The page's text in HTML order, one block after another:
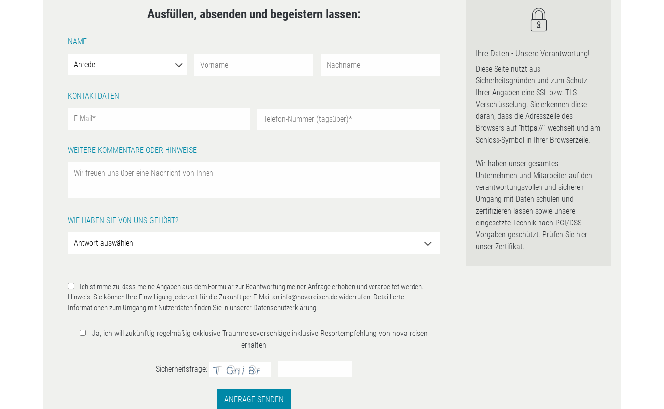
Ausfüllen, absenden und begeistern lassen:
NAME
KONTAKTDATEN
WEITERE KOMMENTARE ODER HINWEISE
WIE HABEN SIE VON UNS GEHÖRT?
Ihre Daten - Unsere Verantwortung!
Diese Seite nutzt aus
Sicherheitsgründen und zum Schutz
Ihrer Angaben eine SSL-bzw. TLS-
Verschlüsselung. Sie erkennen diese
daran, dass die Adresszeile des
Browsers auf “https://” wechselt und am
Schloss-Symbol in Ihrer Browserzeile.
Wir haben unser gesamtes
Unternehmen und Mitarbeiter auf den
verantwortungsvollen und sicheren
Umgang mit Daten schulen und
zertifizieren lassen sowie unsere
eingesetzte Technik nach PCI/DSS
Vorgaben geschützt. Prüfen Sie hier
unser Zertifikat.
Ich stimme zu, dass meine Angaben aus dem Formular zur Beantwortung meiner Anfrage erhoben und verarbeitet werden.
Hinweis: Sie können Ihre Einwilligung jederzeit für die Zukunft per E-Mail an info@novareisen.dewiderrufen. Detaillierte
Informationen zum Umgang mit Nutzerdaten finden Sie in unserer Datenschutzerklärung.
Ja, ich will zukünftig regelmäßig exklusive Traumreisevorschläge inklusive Resortempfehlung von nova reisen
erhalten
Sicherheitsfrage:
ANFRAGE SENDEN